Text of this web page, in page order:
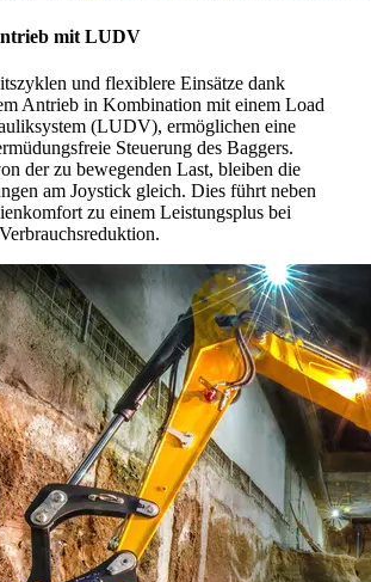
mit LUDV
und flexiblere Einsätze dank
Antrieb in Kombination mit einem Load
(LUDV), ermöglichen eine
Steuerung des Baggers.
der zu bewegenden Last, bleiben die
am Joystick gleich. Dies führt neben
zu einem Leistungsplus bei